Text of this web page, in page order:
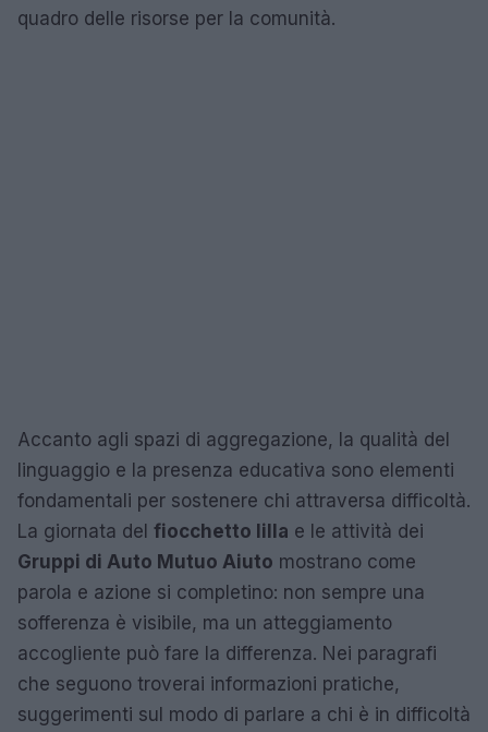
quadro delle risorse per la comunità.
Accanto agli spazi di aggregazione, la qualità del
linguaggio e la presenza educativa sono elementi
fondamentali per sostenere chi attraversa difficoltà.
La giornata del fiocchetto lilla e le attività dei
Gruppi di Auto Mutuo Aiuto mostrano come
parola e azione si completino: non sempre una
sofferenza è visibile, ma un atteggiamento
accogliente può fare la differenza. Nei paragrafi
che seguono troverai informazioni pratiche,
suggerimenti sul modo di parlare a chi è in difficoltà